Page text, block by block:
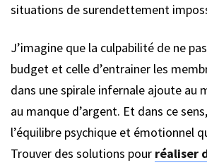
situations de surendettement
J’imagine que la culpabilité de ne
budget et celle d’entrainer les
dans une spirale infernale ajoute au
au manque d’argent. Et dans ce
l’équilibre psychique et émotionnel
Trouver des solutions pour réaliser